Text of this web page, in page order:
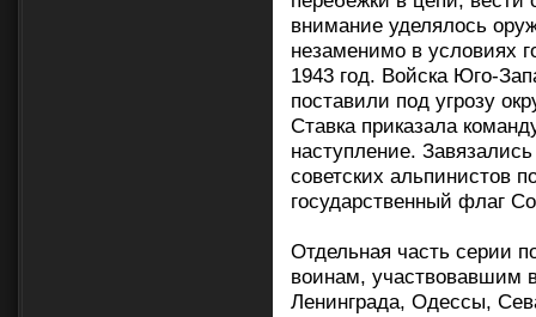
внимание уделялось
незаменимо в условиях
1943 год. Войска Юго-
поставили под угрозу
Ставка приказала
наступление.
советских альпинистов
государственный флаг
Отдельная часть серии
воинам, участвовавшим
Ленинграда, Одессы,